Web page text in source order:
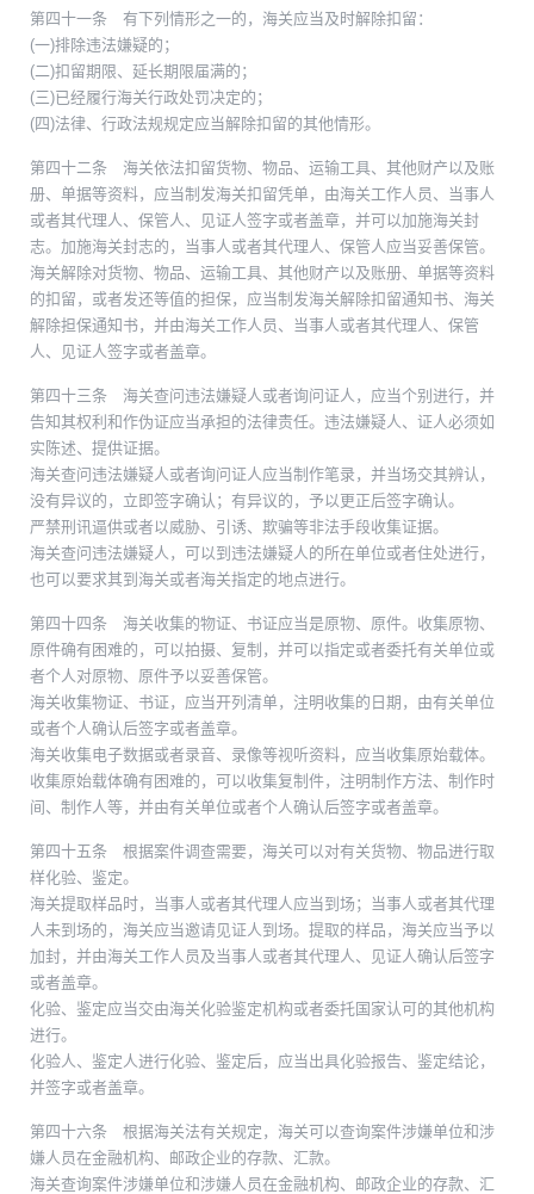
第四十一条 有下列情形之一的，海关应当及时解除扣留：
(一)排除违法嫌疑的；
(二)扣留期限、延长期限届满的；
(三)已经履行海关行政处罚决定的；
(四)法律、行政法规规定应当解除扣留的其他情形。
第四十二条 海关依法扣留货物、物品、运输工具、其他财产以及账
册、单据等资料，应当制发海关扣留凭单，由海关工作人员、当事人
或者其代理人、保管人、见证人签字或者盖章，并可以加施海关封
志。加施海关封志的，当事人或者其代理人、保管人应当妥善保管。
海关解除对货物、物品、运输工具、其他财产以及账册、单据等资料
的扣留，或者发还等值的担保，应当制发海关解除扣留通知书、海关
解除担保通知书，并由海关工作人员、当事人或者其代理人、保管
人、见证人签字或者盖章。
第四十三条 海关查问违法嫌疑人或者询问证人，应当个别进行，并
告知其权利和作伪证应当承担的法律责任。违法嫌疑人、证人必须如
实陈述、提供证据。
海关查问违法嫌疑人或者询问证人应当制作笔录，并当场交其辨认，
没有异议的，立即签字确认；有异议的，予以更正后签字确认。
严禁刑讯逼供或者以威胁、引诱、欺骗等非法手段收集证据。
海关查问违法嫌疑人，可以到违法嫌疑人的所在单位或者住处进行，
也可以要求其到海关或者海关指定的地点进行。
第四十四条 海关收集的物证、书证应当是原物、原件。收集原物、
原件确有困难的，可以拍摄、复制，并可以指定或者委托有关单位或
者个人对原物、原件予以妥善保管。
海关收集物证、书证，应当开列清单，注明收集的日期，由有关单位
或者个人确认后签字或者盖章。
海关收集电子数据或者录音、录像等视听资料，应当收集原始载体。
收集原始载体确有困难的，可以收集复制件，注明制作方法、制作时
间、制作人等，并由有关单位或者个人确认后签字或者盖章。
第四十五条 根据案件调查需要，海关可以对有关货物、物品进行取
样化验、鉴定。
海关提取样品时，当事人或者其代理人应当到场；当事人或者其代理
人未到场的，海关应当邀请见证人到场。提取的样品，海关应当予以
加封，并由海关工作人员及当事人或者其代理人、见证人确认后签字
或者盖章。
化验、鉴定应当交由海关化验鉴定机构或者委托国家认可的其他机构
进行。
化验人、鉴定人进行化验、鉴定后，应当出具化验报告、鉴定结论，
并签字或者盖章。
第四十六条 根据海关法有关规定，海关可以查询案件涉嫌单位和涉
嫌人员在金融机构、邮政企业的存款、汇款。
海关查询案件涉嫌单位和涉嫌人员在金融机构、邮政企业的存款、汇